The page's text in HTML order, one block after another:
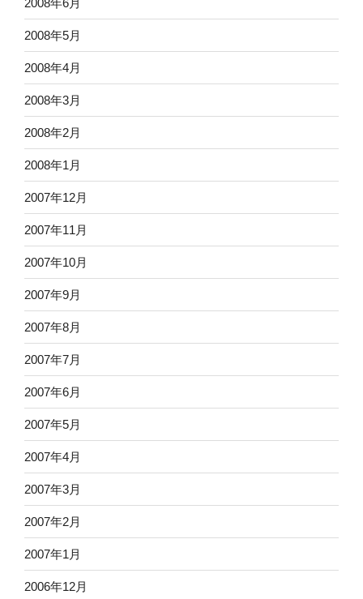
2008年5月
2008年4月
2008年3月
2008年2月
2008年1月
2007年12月
2007年11月
2007年10月
2007年9月
2007年8月
2007年7月
2007年6月
2007年5月
2007年4月
2007年3月
2007年2月
2007年1月
2006年12月